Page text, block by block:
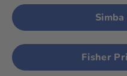
Fisher